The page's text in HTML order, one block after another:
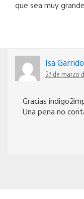
que sea muy
Isa Garrido
27 de marzo
Gracias
Una pena no